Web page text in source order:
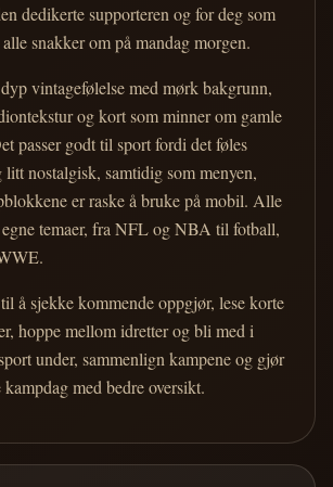
dedikerte supporteren og for deg som
snakker om på mandag morgen.
vintagefølelse med mørk bakgrunn,
og kort som minner om gamle
passer godt til sport fordi det føles
litt nostalgisk, samtidig som menyen,
er raske å bruke på mobil. Alle
egne temaer, fra NFL og NBA til fotball,
å sjekke kommende oppgjør, lese korte
hoppe mellom idretter og bli med i
under, sammenlign kampene og gjør
med bedre oversikt.